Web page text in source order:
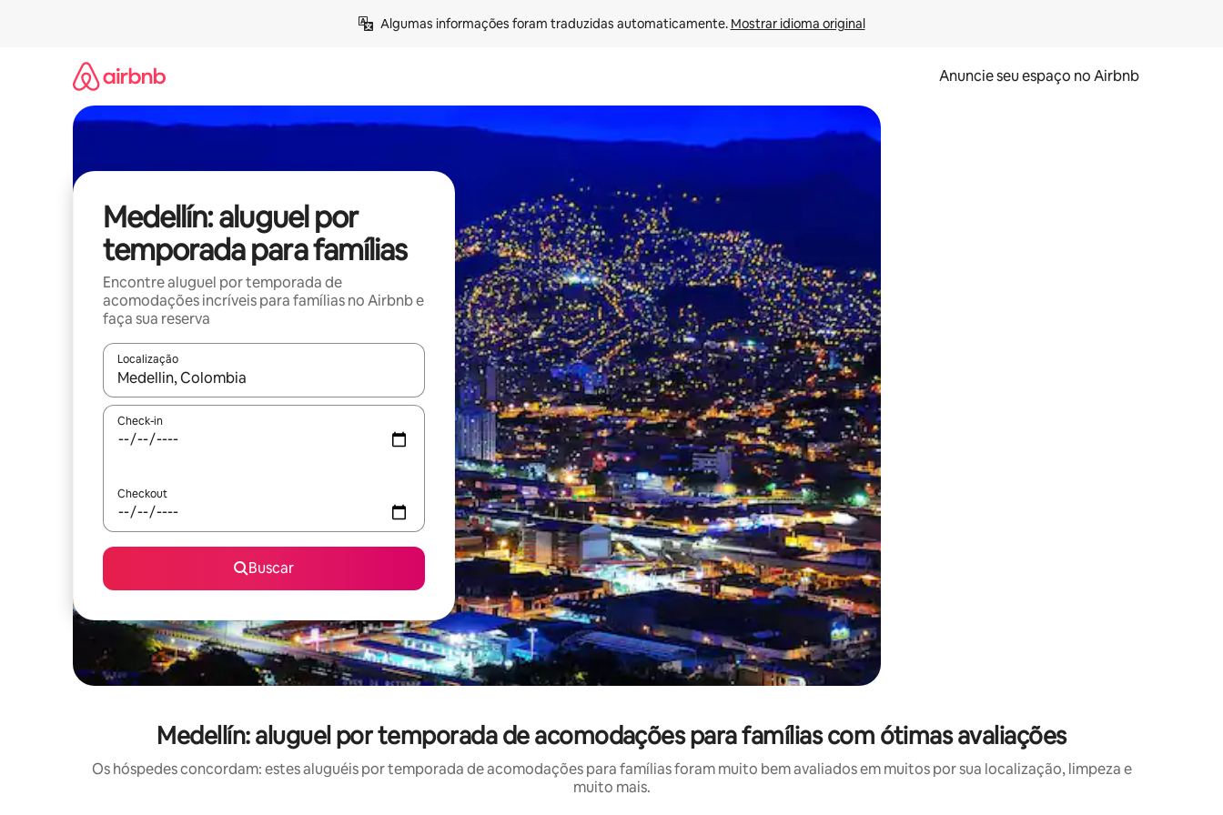
Algumas informações foram traduzidas automaticamente. Mostrar idioma original
Anuncie seu espaço no Airbnb
Medellín: aluguel por
temporada para famílias
Encontre aluguel por temporada de
acomodações incríveis para famílias no Airbnb e
faça sua reserva
Localização
Quando os resultados estiverem disponíveis, explore-os usando as seta para cima e para baixo do teclado ou tocando e deslizando o dedo na tela.
Check-in
Checkout
Buscar
Medellín: aluguel por temporada de acomodações para famílias com ótimas avaliações
Os hóspedes concordam: estes aluguéis por temporada de acomodações para famílias foram muito bem avaliados em muitos por sua localização, limpeza e
muito mais.